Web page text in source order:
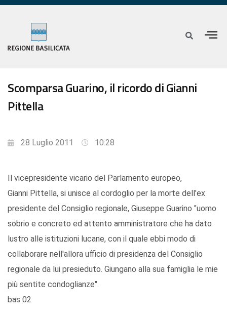
Scomparsa Guarino, il ricordo di Gianni
Pittella
28 Luglio 2011 10:28
Il vicepresidente vicario del Parlamento europeo,
Gianni Pittella, si unisce al cordoglio per la morte dell'ex
presidente del Consiglio regionale, Giuseppe Guarino "uomo
sobrio e concreto ed attento amministratore che ha dato
lustro alle istituzioni lucane, con il quale ebbi modo di
collaborare nell'allora ufficio di presidenza del Consiglio
regionale da lui presieduto. Giungano alla sua famiglia le mie
più sentite condoglianze".
bas 02